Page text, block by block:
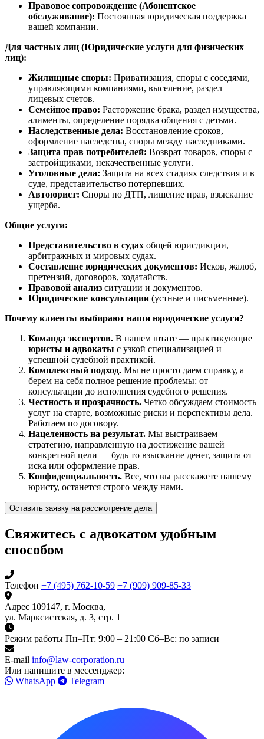
Правовое сопровождение (Абонентское
обслуживание): Постоянная юридическая поддержка
вашей компании.
Для частных лиц (Юридические услуги для физических
лиц):
Жилищные споры: Приватизация, споры с соседями,
управляющими компаниями, выселение, раздел
лицевых счетов.
Семейное право: Расторжение брака, раздел имущества,
алименты, определение порядка общения с детьми.
Наследственные дела: Восстановление сроков,
оформление наследства, споры между наследниками.
Защита прав потребителей: Возврат товаров, споры с
застройщиками, некачественные услуги.
Уголовные дела: Защита на всех стадиях следствия и в
суде, представительство потерпевших.
Автоюрист: Споры по ДТП, лишение прав, взыскание
ущерба.
Общие услуги:
Представительство в судах общей юрисдикции,
арбитражных и мировых судах.
Составление юридических документов: Исков, жалоб,
претензий, договоров, ходатайств.
Правовой анализ ситуации и документов.
Юридические консультации (устные и письменные).
Почему клиенты выбирают наши юридические услуги?
Команда экспертов. В нашем штате — практикующие
юристы и адвокаты с узкой специализацией и
успешной судебной практикой.
Комплексный подход. Мы не просто даем справку, а
берем на себя полное решение проблемы: от
консультации до исполнения судебного решения.
Честность и прозрачность. Четко обсуждаем стоимость
услуг на старте, возможные риски и перспективы дела.
Работаем по договору.
Нацеленность на результат. Мы выстраиваем
стратегию, направленную на достижение вашей
конкретной цели — будь то взыскание денег, защита от
иска или оформление прав.
Конфиденциальность. Все, что вы расскажете нашему
юристу, останется строго между нами.
Оставить заявку на рассмотрение дела
Свяжитесь с адвокатом удобным
способом
Телефон +7 (495) 762-10-59 +7 (909) 909-85-33
Адрес 109147, г. Москва,
ул. Марксистская, д. 3, стр. 1
Режим работы Пн–Пт: 9:00 – 21:00 Сб–Вс: по записи
E-mail info@law-corporation.ru
Или напишите в мессенджер:
WhatsApp
Telegram